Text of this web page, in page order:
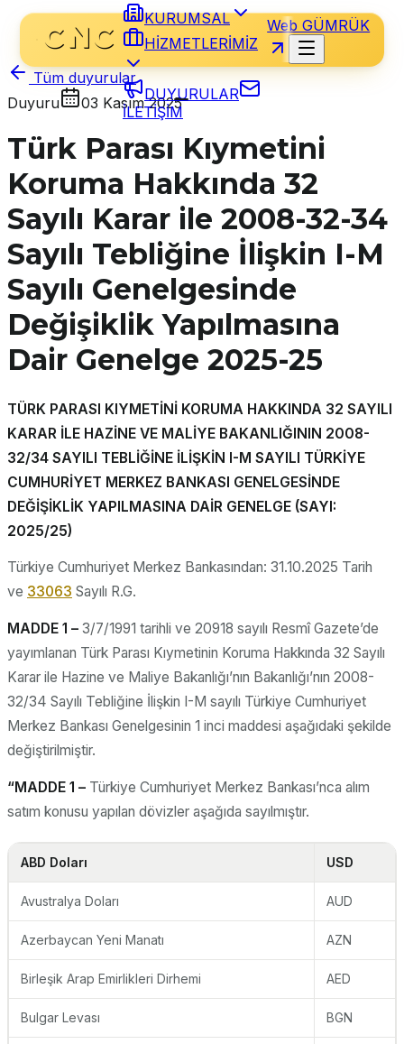
KURUMSAL
HİZMETLERİMİZ
DUYURULAR
İLETİŞİM
Web GÜMRÜK
Tüm duyurular
Duyuru
03 Kasım 2025
Türk Parası Kıymetini
Koruma Hakkında 32
Sayılı Karar ile 2008-32-34
Sayılı Tebliğine İlişkin I-M
Sayılı Genelgesinde
Değişiklik Yapılmasına
Dair Genelge 2025-25
TÜRK PARASI KIYMETİNİ KORUMA HAKKINDA 32 SAYILI
KARAR İLE HAZİNE VE MALİYE BAKANLIĞININ 2008-
32/34 SAYILI TEBLİĞİNE İLİŞKİN I-M SAYILI TÜRKİYE
CUMHURİYET MERKEZ BANKASI GENELGESİNDE
DEĞİŞİKLİK YAPILMASINA DAİR GENELGE (SAYI:
2025/25)
Türkiye Cumhuriyet Merkez Bankasından: 31.10.2025 Tarih
ve 33063 Sayılı R.G.
MADDE 1 – 3/7/1991 tarihli ve 20918 sayılı Resmî Gazete’de
yayımlanan Türk Parası Kıymetinin Koruma Hakkında 32 Sayılı
Karar ile Hazine ve Maliye Bakanlığı’nın Bakanlığı’nın 2008-
32/34 Sayılı Tebliğine İlişkin I-M sayılı Türkiye Cumhuriyet
Merkez Bankası Genelgesinin 1 inci maddesi aşağıdaki şekilde
değiştirilmiştir.
“MADDE 1 – Türkiye Cumhuriyet Merkez Bankası’nca alım
satım konusu yapılan dövizler aşağıda sayılmıştır.
ABD Doları USD
Avustralya Doları AUD
Azerbaycan Yeni Manatı AZN
Birleşik Arap Emirlikleri Dirhemi AED
Bulgar Levası BGN